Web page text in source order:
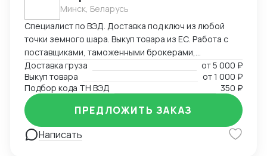
пресс-фильтры, флотационные машины и прочее).
Есть проверенная база производителей из Китая с
качественным оборудованием.
Минск, Беларусь
Специалист по ВЭД. Доставка под ключ из любой
точки земного шара. Выкуп товара из ЕС. Работа с
поставщиками, таможенными брокерами,
перевозчиками. Создание и редактирование
документов (любых (прям любых)) под ваши нужды.
Доставка груза от5 000 ₽
Выкуп товара
от1 000 ₽
Подбор кода ТН ВЭД
350 ₽
Написать
ПРЕДЛОЖИТЬ ЗАКАЗ